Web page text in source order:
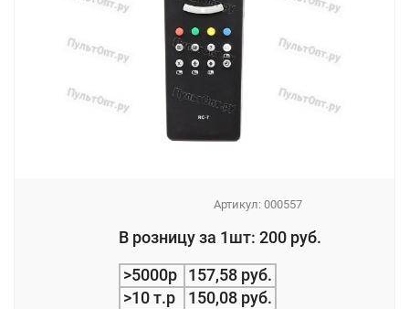
Артикул: 000557
В розницу за 1шт: 200 руб.
>5000р
157,58 руб.
>10 т.р
150,08 руб.